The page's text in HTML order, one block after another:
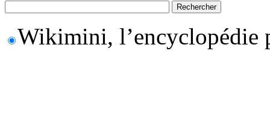
Wikimini, l’encyclopédie